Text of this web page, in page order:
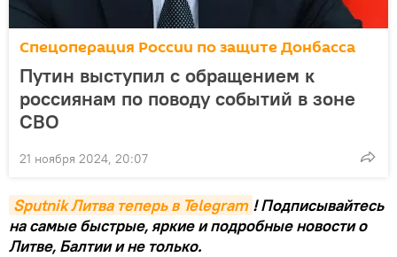
Спецоперация России по защите Донбасса
Путин выступил с обращением к
россиянам по поводу событий в зоне
СВО
21 ноября 2024, 20:07
Sputnik Литва теперь в Telegram ! Подписывайтесь
на самые быстрые, яркие и подробные новости о
Литве, Балтии и не только.